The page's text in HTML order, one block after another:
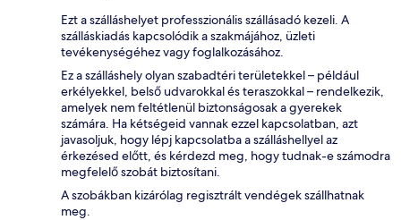
Ezt a szálláshelyet professzionális szállásadó kezeli. A
szálláskiadás kapcsolódik a szakmájához, üzleti
tevékenységéhez vagy foglalkozásához.
Ez a szálláshely olyan szabadtéri területekkel – például
erkélyekkel, belső udvarokkal és teraszokkal – rendelkezik,
amelyek nem feltétlenül biztonságosak a gyerekek
számára. Ha kétségeid vannak ezzel kapcsolatban, azt
javasoljuk, hogy lépj kapcsolatba a szálláshellyel az
érkezésed előtt, és kérdezd meg, hogy tudnak-e számodra
megfelelő szobát biztosítani.
A szobákban kizárólag regisztrált vendégek szállhatnak
meg.